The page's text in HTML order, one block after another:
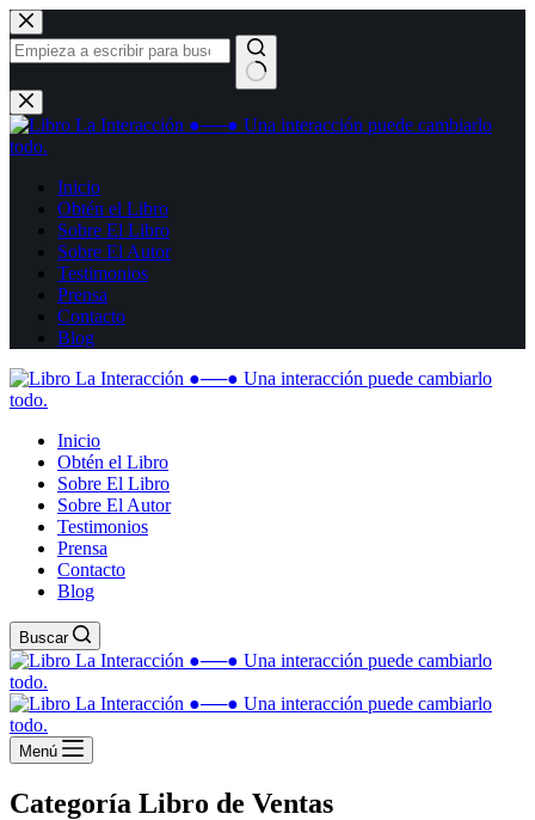
Inicio
Obtén el Libro
Sobre El Libro
Sobre El Autor
Testimonios
Prensa
Contacto
Blog
Inicio
Obtén el Libro
Sobre El Libro
Sobre El Autor
Testimonios
Prensa
Contacto
Blog
Buscar
Menú
Categoría Libro de Ventas